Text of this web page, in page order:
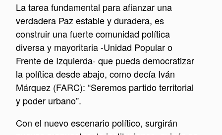
La tarea fundamental para afianzar una
verdadera Paz estable y duradera, es
construir una fuerte comunidad política
diversa y mayoritaria -Unidad Popular o
Frente de Izquierda- que pueda democratizar
la política desde abajo, como decía Iván
Márquez (FARC): “Seremos partido territorial
y poder urbano”.
Con el nuevo escenario político, surgirán